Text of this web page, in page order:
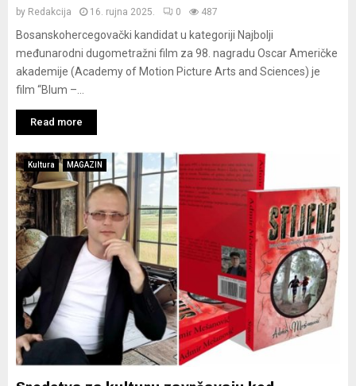
by Redakcija 16. rujna 2025. 0 487
Bosanskohercegovački kandidat u kategoriji Najbolji
međunarodni dugometražni film za 98. nagradu Oscar Američke
akademije (Academy of Motion Picture Arts and Sciences) je
film “Blum –...
Read more
Kultura MAGAZIN